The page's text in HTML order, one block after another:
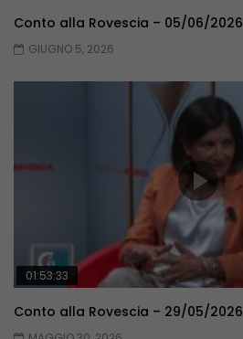
Conto alla Rovescia – 05/06/2026
GIUGNO 5, 2026
01:53:33
Conto alla Rovescia – 29/05/2026